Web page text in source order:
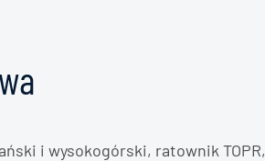
i wysokogórski, ratownik TOPR,